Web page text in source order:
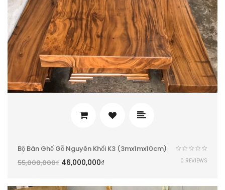
Bộ Bàn Ghế Gỗ Nguyên Khối K3 (3mx1mx10cm)
55,000,000₫ 46,000,000₫ 0 REVIEWS